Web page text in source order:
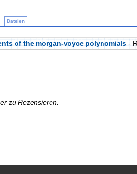
Dateien
of the morgan-voyce polynomials -
zu Rezensieren.